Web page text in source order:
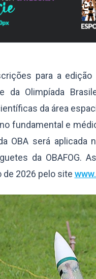
para a
da Olimpíada
da área
fundamental e
OBA será
da OBAFOG.
de 2026 pelo site